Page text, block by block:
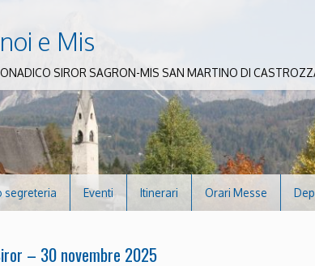
e Mis
SIROR SAGRON-MIS SAN MARTINO DI
segreteria Eventi Itinerari Orari Messe
– 30 novembre 2025